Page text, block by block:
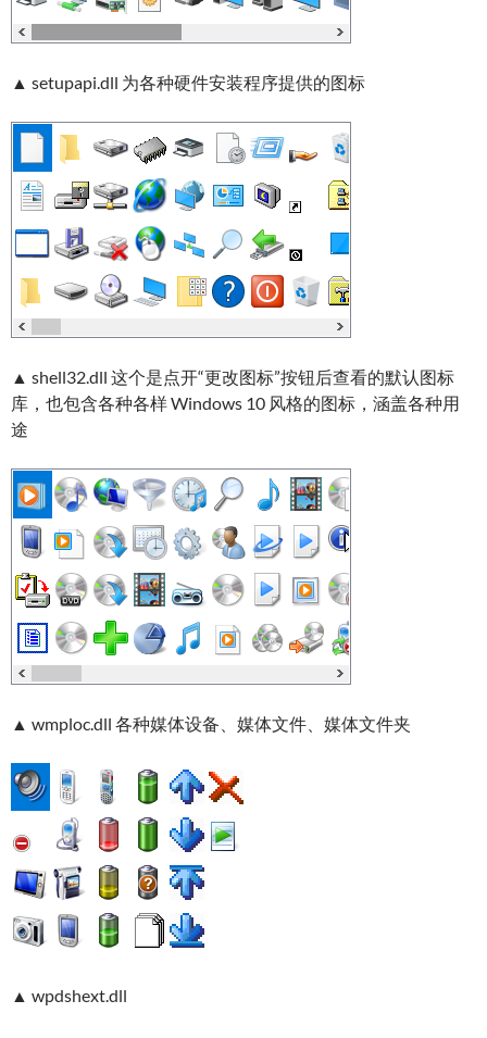
▲ setupapi.dll 为各种硬件安装程序提供的图标
▲ shell32.dll 这个是点开“更改图标”按钮后查看的默认图标
库，也包含各种各样 Windows 10 风格的图标，涵盖各种用
途
▲ wmploc.dll 各种媒体设备、媒体文件、媒体文件夹
▲ wpdshext.dll